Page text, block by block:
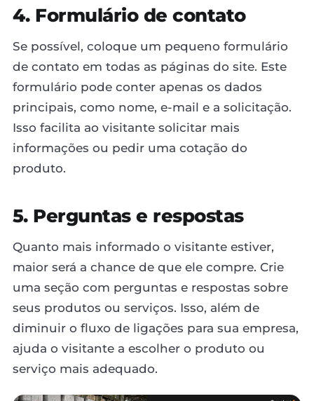
4. Formulário de contato
Se possível, coloque um pequeno formulário
de contato em todas as páginas do site. Este
formulário pode conter apenas os dados
principais, como nome, e-mail e a solicitação.
Isso facilita ao visitante solicitar mais
informações ou pedir uma cotação do
produto.
5. Perguntas e respostas
Quanto mais informado o visitante estiver,
maior será a chance de que ele compre. Crie
uma seção com perguntas e respostas sobre
seus produtos ou serviços. Isso, além de
diminuir o fluxo de ligações para sua empresa,
ajuda o visitante a escolher o produto ou
serviço mais adequado.